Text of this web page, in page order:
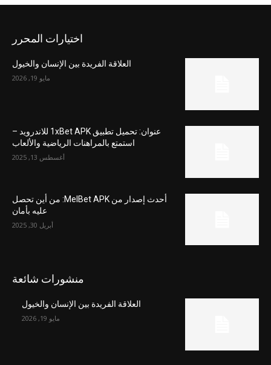
اختيارات المحرر
العلاقة الفريدة بين الإنسان والخيول
مايو 19, 2026
عنوان: تحميل تطبيق 1xBet APK للاندرويد –
استمتع بالمراهنات الرياضية والألعاب
أغسطس 13, 2025
أحدث إصدار من MelBet APK: من أين تحصل
عليه بأمان
أبريل 30, 2025
منشورات شائعة
العلاقة الفريدة بين الإنسان والخيول
مايو 19, 2026